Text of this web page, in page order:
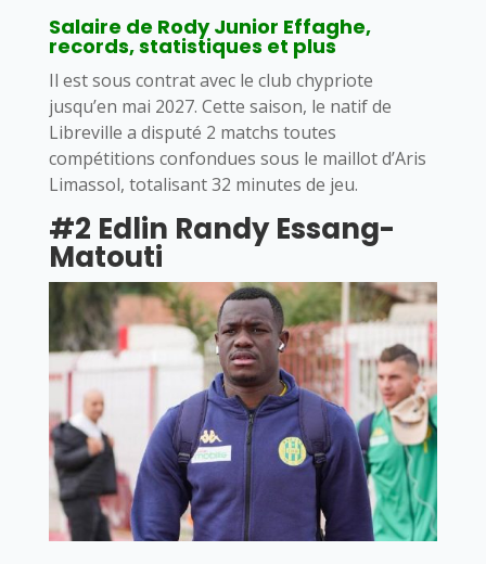
Salaire de Rody Junior Effaghe,
records, statistiques et plus
Il est sous contrat avec le club chypriote
jusqu’en mai 2027. Cette saison, le natif de
Libreville a disputé 2 matchs toutes
compétitions confondues sous le maillot d’Aris
Limassol, totalisant 32 minutes de jeu.
#2 Edlin Randy Essang-
Matouti